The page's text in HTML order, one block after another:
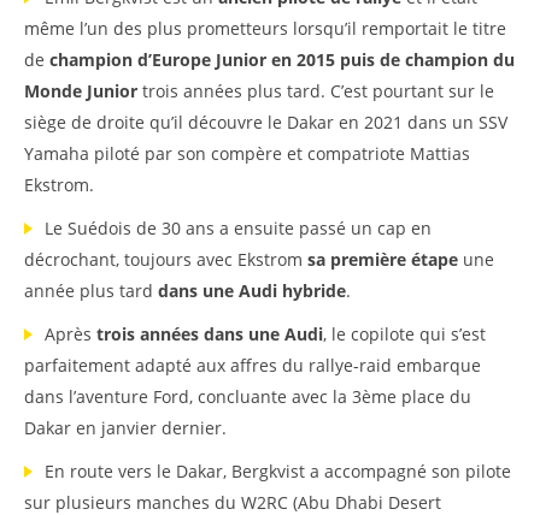
même l’un des plus prometteurs lorsqu’il remportait le titre
de champion d’Europe Junior en 2015 puis de champion du
Monde Junior trois années plus tard. C’est pourtant sur le
siège de droite qu’il découvre le Dakar en 2021 dans un SSV
Yamaha piloté par son compère et compatriote Mattias
Ekstrom.
Le Suédois de 30 ans a ensuite passé un cap en
décrochant, toujours avec Ekstrom sa première étape une
année plus tard dans une Audi hybride.
Après trois années dans une Audi, le copilote qui s’est
parfaitement adapté aux affres du rallye-raid embarque
dans l’aventure Ford, concluante avec la 3ème place du
Dakar en janvier dernier.
En route vers le Dakar, Bergkvist a accompagné son pilote
sur plusieurs manches du W2RC (Abu Dhabi Desert